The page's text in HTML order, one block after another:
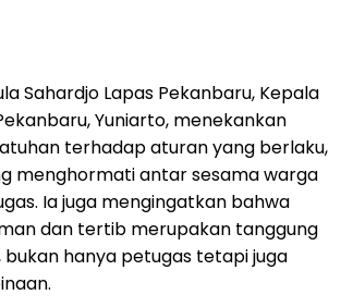
Sahardjo Lapas Pekanbaru, Kepala
Yuniarto, menekankan
terhadap aturan yang berlaku,
menghormati antar sesama warga
Ia juga mengingatkan bahwa
dan tertib merupakan tanggung
hanya petugas tetapi juga